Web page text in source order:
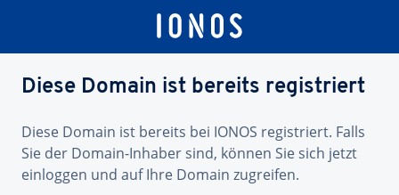
Diese Domain ist bereits registriert
Diese Domain ist bereits bei IONOS registriert. Falls
Sie der Domain-Inhaber sind, können Sie sich jetzt
einloggen und auf Ihre Domain zugreifen.